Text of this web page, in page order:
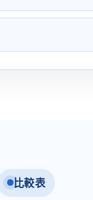
比較表